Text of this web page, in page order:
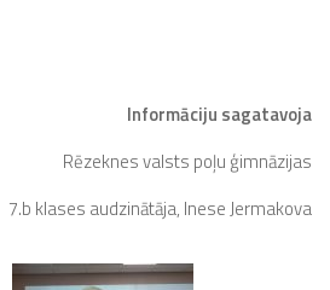
Informāciju sagatavoja
Rēzeknes valsts poļu ģimnāzijas
7.b klases audzinātāja, Inese Jermakova